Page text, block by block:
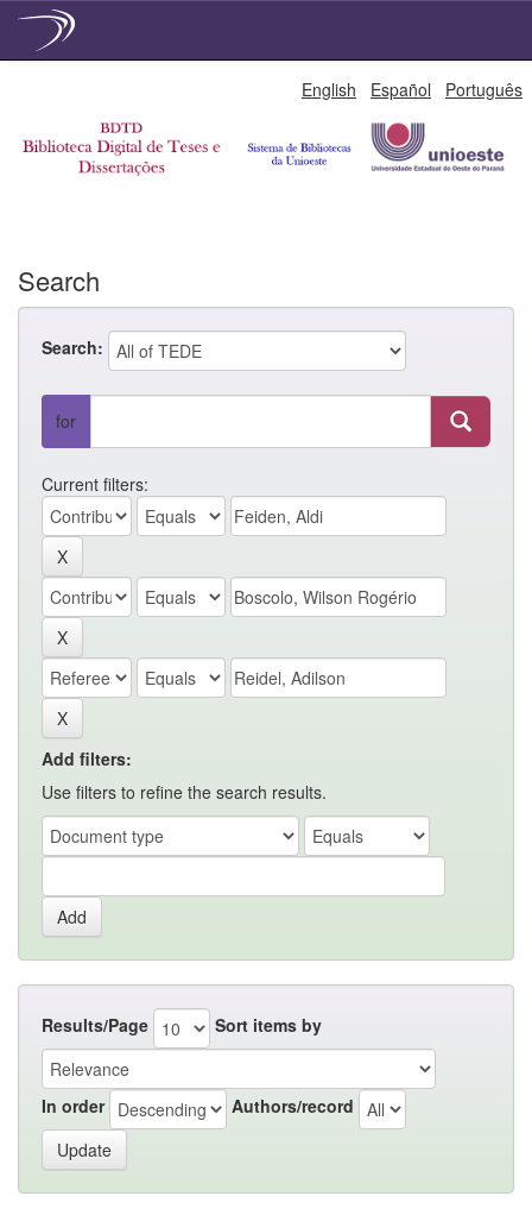
English Español Português
Search
Search:
for
Current filters:
Add filters:
Use filters to refine the search results.
Results/Page Sort items by
In order Authors/record